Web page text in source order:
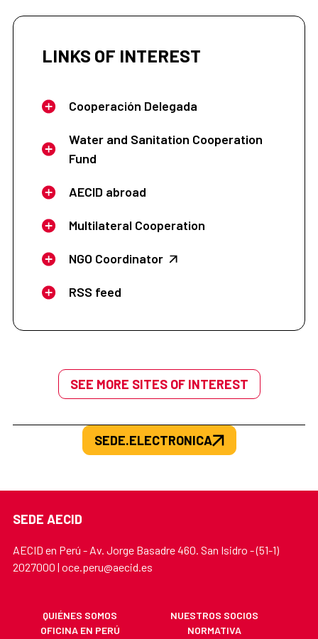
LINKS OF INTEREST
Cooperación Delegada
Water and Sanitation Cooperation
Fund
AECID abroad
Multilateral Cooperation
NGO Coordinator
RSS feed
SEE MORE SITES OF INTEREST
SEDE.ELECTRONICA
SEDE AECID
AECID en Perú - Av. Jorge Basadre 460. San Isidro - (51-1)
2027000 | oce.peru@aecid.es
QUIÉNES SOMOS
NUESTROS SOCIOS
OFICINA EN PERÚ
NORMATIVA